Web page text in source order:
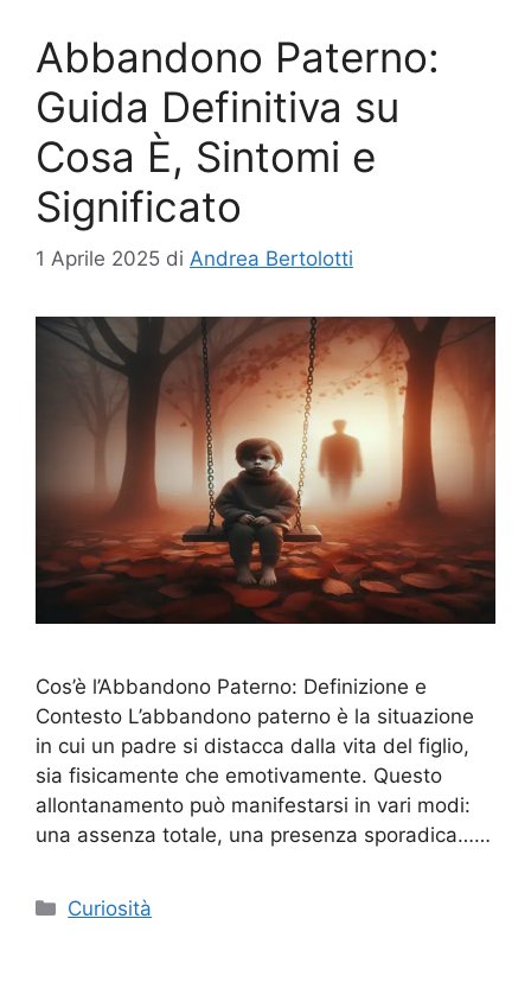
Abbandono Paterno:
Guida Definitiva su
Cosa È, Sintomi e
Significato
1 Aprile 2025 di Andrea Bertolotti
Cos’è l’Abbandono Paterno: Definizione e
Contesto L’abbandono paterno è la situazione
in cui un padre si distacca dalla vita del figlio,
sia fisicamente che emotivamente. Questo
allontanamento può manifestarsi in vari modi:
una assenza totale, una presenza sporadica……
Categorie
Curiosità